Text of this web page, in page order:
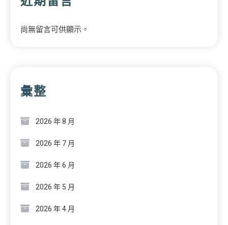
尚無留言可供顯示。
彙整
2026 年 8 月
2026 年 7 月
2026 年 6 月
2026 年 5 月
2026 年 4 月